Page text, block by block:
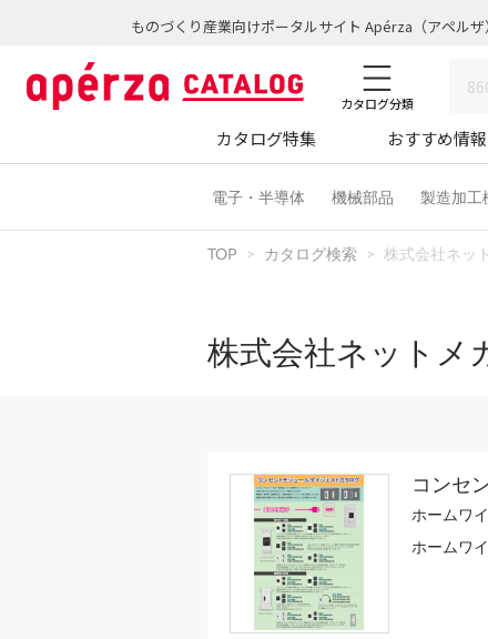
ものづくり産業向けポータルサイト Apérza（アペルザ）
カタログ分類
カタログ特集 おすすめ情報
電子・半導体 機械部品 製造加工
TOP カタログ検索 株式会社ネッ
株式会社ネットメ
コンセ
ホームワ
ホームワ